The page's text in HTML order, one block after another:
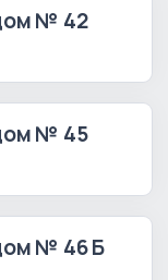
№ 42
№ 45
№ 46 Б